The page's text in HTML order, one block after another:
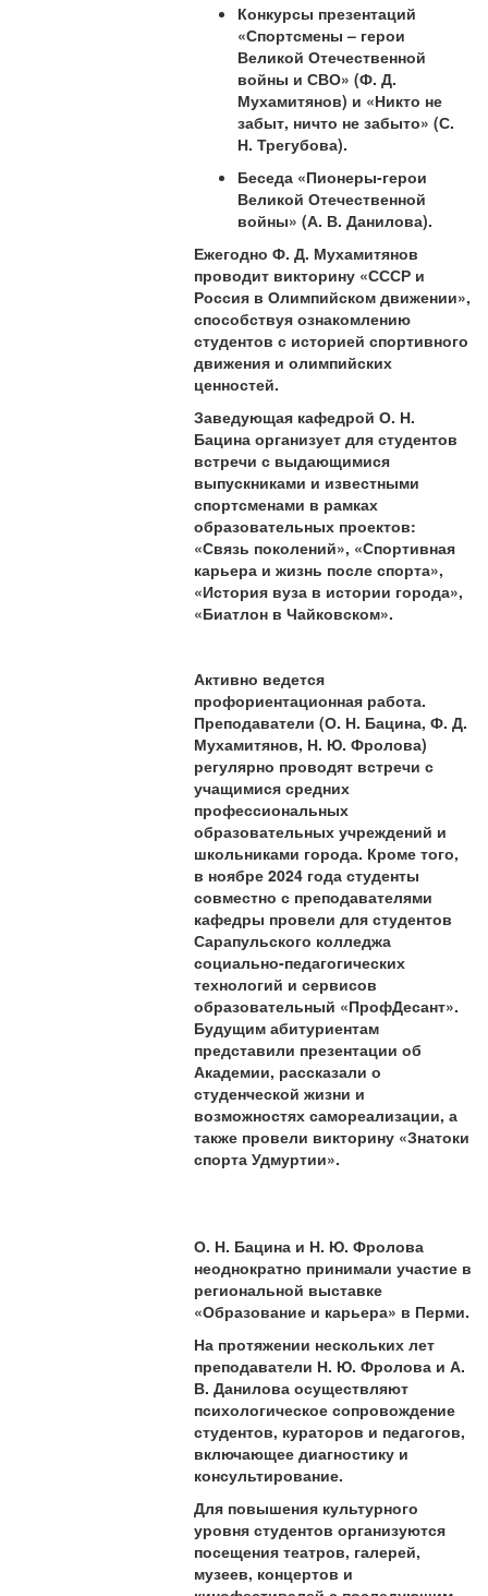
Конкурсы презентаций
«Спортсмены – герои
Великой Отечественной
войны и СВО» (Ф. Д.
Мухамитянов) и «Никто не
забыт, ничто не забыто» (С.
Н. Трегубова).
Беседа «Пионеры-герои
Великой Отечественной
войны» (А. В. Данилова).
Ежегодно Ф. Д. Мухамитянов
проводит викторину «СССР и
Россия в Олимпийском движении»,
способствуя ознакомлению
студентов с историей спортивного
движения и олимпийских
ценностей.
Заведующая кафедрой О. Н.
Бацина организует для студентов
встречи с выдающимися
выпускниками и известными
спортсменами в рамках
образовательных проектов:
«Связь поколений», «Спортивная
карьера и жизнь после спорта»,
«История вуза в истории города»,
«Биатлон в Чайковском».
Активно ведется
профориентационная работа.
Преподаватели (О. Н. Бацина, Ф. Д.
Мухамитянов, Н. Ю. Фролова)
регулярно проводят встречи с
учащимися средних
профессиональных
образовательных учреждений и
школьниками города. Кроме того,
в ноябре 2024 года студенты
совместно с преподавателями
кафедры провели для студентов
Сарапульского колледжа
социально-педагогических
технологий и сервисов
образовательный «ПрофДесант».
Будущим абитуриентам
представили презентации об
Академии, рассказали о
студенческой жизни и
возможностях самореализации, а
также провели викторину «Знатоки
спорта Удмуртии».
О. Н. Бацина и Н. Ю. Фролова
неоднократно принимали участие в
региональной выставке
«Образование и карьера» в Перми.
На протяжении нескольких лет
преподаватели Н. Ю. Фролова и А.
В. Данилова осуществляют
психологическое сопровождение
студентов, кураторов и педагогов,
включающее диагностику и
консультирование.
Для повышения культурного
уровня студентов организуются
посещения театров, галерей,
музеев, концертов и